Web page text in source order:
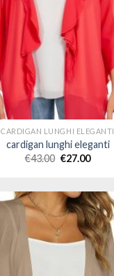
CARDIGAN LUNGHI ELEGANTI
cardigan lunghi eleganti
€43.00 €27.00